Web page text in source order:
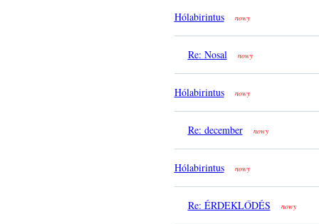
Hólabirintus nowy
Re: Nosal nowy
Hólabirintus nowy
Re: december nowy
Hólabirintus nowy
Re: ÉRDEKLŐDÉS nowy